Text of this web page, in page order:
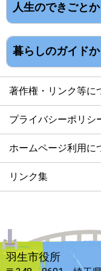
人生のできごと
暮らしのガイド
著作権・リンク等に
プライバシーポリシ
ホームページ利用に
リンク集
羽生市役所